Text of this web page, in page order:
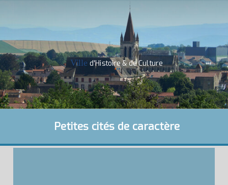
Villed'Histoire & de Culture
Petites cités de caractère